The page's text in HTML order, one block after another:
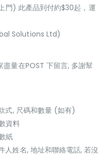
門) 此產品到付約$30起，運
Solutions Ltd)
量在POST 下留言, 多謝幫
式, 尺碼和數量 (如有)
資料
紙
人姓名, 地址和聯絡電話, 若沒